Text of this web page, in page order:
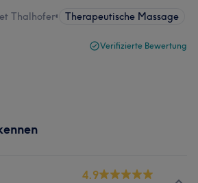
Thalhofer• Therapeutische Massage
Verifizierte Bewertung
4.9